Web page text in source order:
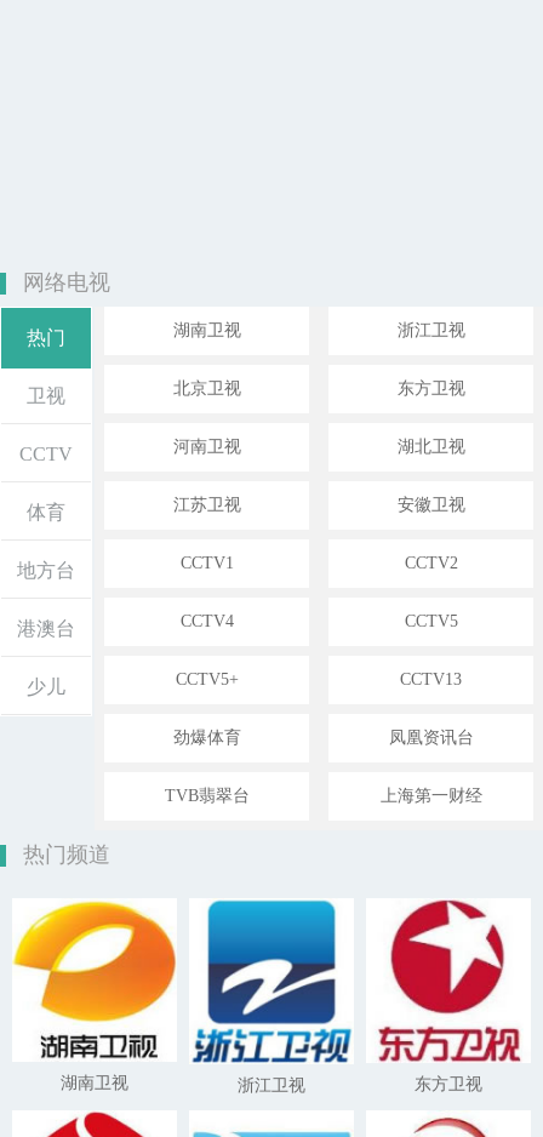
网络电视
热门
卫视
CCTV
体育
地方台
港澳台
少儿
湖南卫视 浙江卫视
北京卫视 东方卫视
河南卫视 湖北卫视
江苏卫视 安徽卫视
CCTV1 CCTV2
CCTV4 CCTV5
CCTV5+ CCTV13
劲爆体育 凤凰资讯台
TVB翡翠台 上海第一财经
热门频道
湖南卫视 浙江卫视 东方卫视